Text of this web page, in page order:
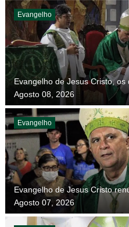
Evangelho
Evangelho de Jesus Cristo,
Agosto 08, 2026
Evangelho
Evangelho de Jesus Cristo
Agosto 07, 2026